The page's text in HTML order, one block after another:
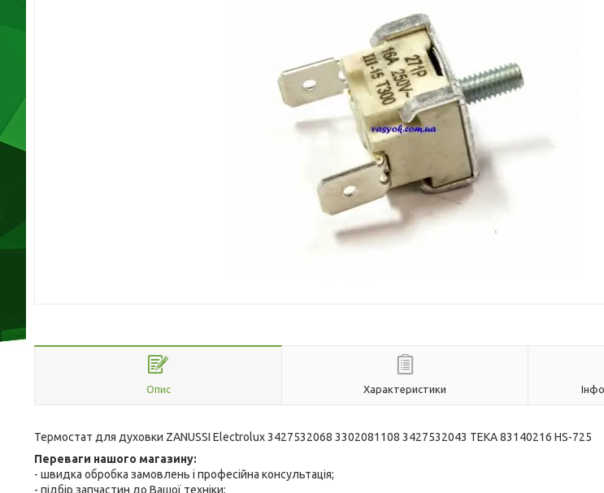
Опис Характеристики
Термостат для духовки ZANUSSI Electrolux 3427532068 3302081108 3427532043 ТЕКА 83140216 HS-725
Переваги нашого магазину:
- швидка обробка замовлень і професійна консультація;
- підбір запчастин до Вашої техніки;